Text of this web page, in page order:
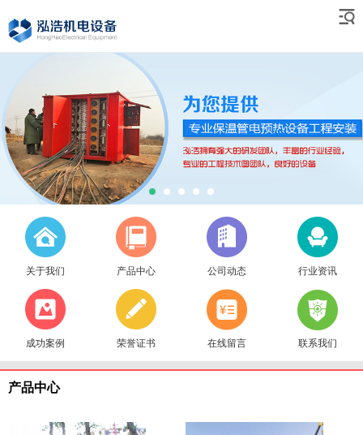
关于我们 产品中心 公司动态 行业资讯
成功案例 荣誉证书 在线留言 联系我们
产品中心